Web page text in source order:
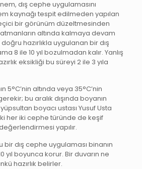
dış cephe uygulamasını
kaynağı tespit edilmeden yapılan
bir görünüm düzeltmesinden
altında kalmaya devam
hazırlıkla uygulanan bir dış
8 ile 10 yıl bozulmadan kalır. Yanlış
eksikliği bu süreyi 2 ile 3 yıla
5°C’nin altında veya 35°C’nin
bu aralık dışında boyanın
boyacı ustası Yusuf Usta
her iki cephe türünde de keşif
yapılır.
bir dış cephe uygulaması binanın
yıl boyunca korur. Bir duvarın ne
hazırlık belirler.